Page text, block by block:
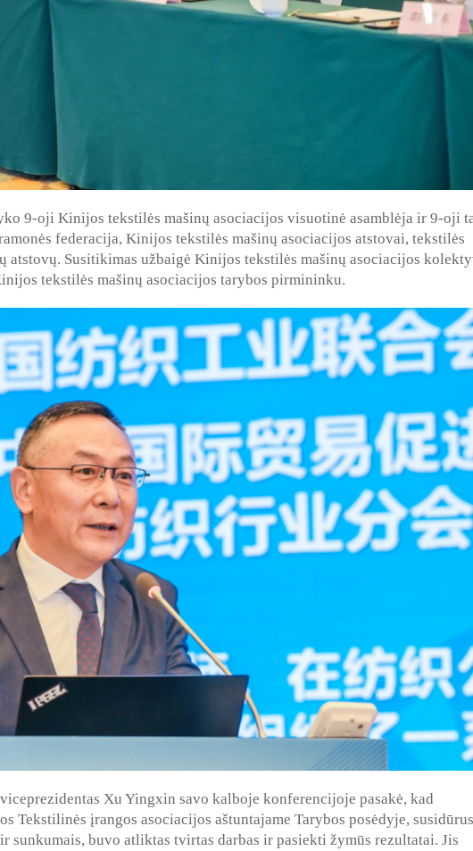
9-oji Kinijos tekstilės mašinų asociacijos visuotinė asamblėja ir 9-oji
federacija, Kinijos tekstilės mašinų asociacijos atstovai, tekstilės
atstovų. Susitikimas užbaigė Kinijos tekstilės mašinų asociacijos
tekstilės mašinų asociacijos tarybos pirmininku.
Xu Yingxin savo kalboje konferencijoje pasakė, kad
Tekstilinės įrangos asociacijos aštuntajame Tarybos posėdyje,
sunkumais, buvo atliktas tvirtas darbas ir pasiekti žymūs rezultatai. Jis